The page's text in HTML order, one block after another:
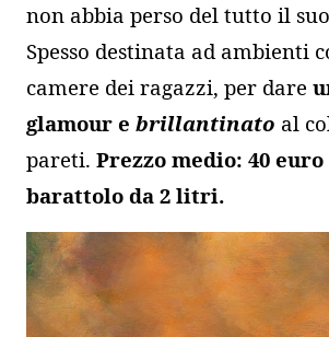
non abbia perso del tutto il
Spesso destinata ad ambienti
camere dei ragazzi, per dare
glamour e brillantinato al
pareti. Prezzo medio: 40
barattolo da 2 litri.